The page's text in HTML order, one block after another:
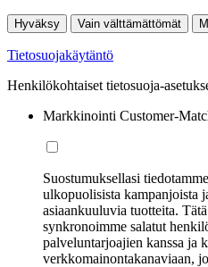
Hyväksy Vain välttämättömät
Tietosuojakäytäntö
Henkilökohtaiset tietosuoja-
Markkinointi Customer-
Suostumuksellasi
ulkopuolisista kampanjoista
asiaankuuluvia tuotteita.
synkronoimme salatut
palveluntarjoajien kanssa ja
verkkomainontakanaviaan,